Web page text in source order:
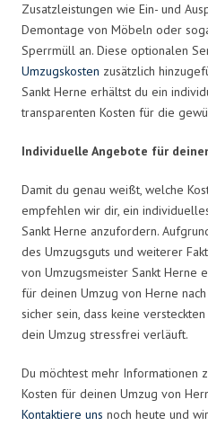
Zusatzleistungen wie Ein- und
Demontage von Möbeln oder
Sperrmüll an. Diese optionalen
Umzugskosten zusätzlich
Sankt Herne erhältst du ein
transparenten Kosten für die
Individuelle Angebote für
Damit du genau weißt, welche
empfehlen wir dir, ein
Sankt Herne anzufordern.
des Umzugsguts und weiterer
von Umzugsmeister Sankt Herne
für deinen Umzug von Herne
sicher sein, dass keine
dein Umzug stressfrei verläuft.
Du möchtest mehr Informationen
Kosten für deinen Umzug von
Kontaktiere uns noch heute und